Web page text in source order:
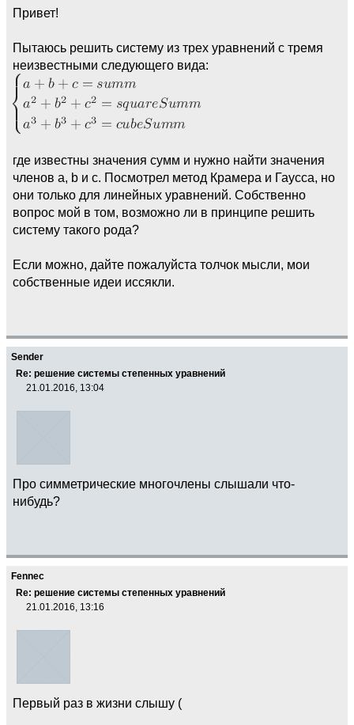
Привет!
Пытаюсь решить систему из трех уравнений с тремя
неизвестными следующего вида:
где известны значения сумм и нужно найти значения
членов a, b и c. Посмотрел метод Крамера и Гаусса, но
они только для линейных уравнений. Собственно
вопрос мой в том, возможно ли в принципе решить
систему такого рода?
Если можно, дайте пожалуйста толчок мысли, мои
собственные идеи иссякли.
Sender
Re: решение системы степенных уравнений
21.01.2016, 13:04
Про симметрические многочлены слышали что-
нибудь?
Fennec
Re: решение системы степенных уравнений
21.01.2016, 13:16
Первый раз в жизни слышу (